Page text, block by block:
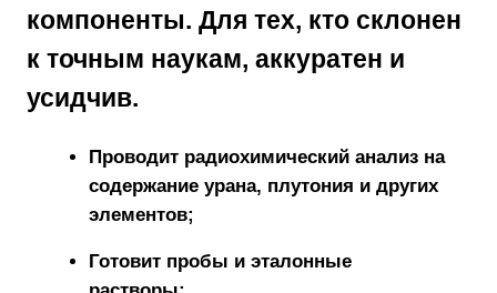
компоненты. Для тех, кто склонен
к точным наукам, аккуратен и
усидчив.
Проводит радиохимический анализ на
содержание урана, плутония и других
элементов;
Готовит пробы и эталонные